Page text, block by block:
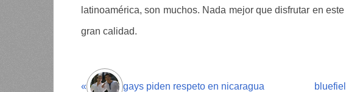
latinoamérica, son muchos. Nada mejor que disfrutar en
gran calidad.
« gays piden respeto en nicaragua